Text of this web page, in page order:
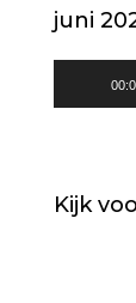
juni
Kijk